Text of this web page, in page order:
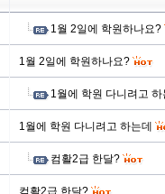
1월 2일에 학원하나요?
1월 2일에 학원하나요?
1월에 학원 다니려고 하
1월에 학원 다니려고 하는데
컴활2급 한달?
컴활2급 한달?